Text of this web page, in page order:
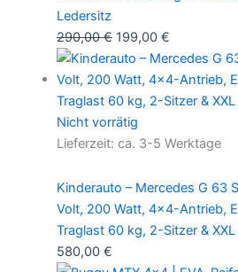
Ledersitz
290,00€ 199,00 €
Nicht vorrätig
Lieferzeit: ca. 3-5 Werktage
Kinderauto – Mercedes G 63
Volt, 200 Watt, 4×4-Antrieb,
Traglast 60 kg, 2-Sitzer & XXL
580,00 €